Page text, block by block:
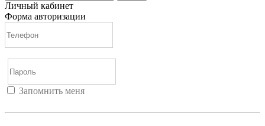
Личный кабинет
Форма авторизации
Запомнить меня